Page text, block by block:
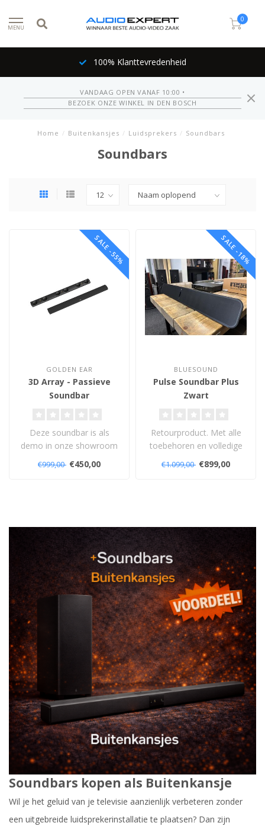
MENU
0
100% Klanttevredenheid
VANDAAG OPEN VANAF 10:00 •
BEZOEK ONZE WINKEL IN DEN BOSCH
Home / Buitenkansjes / Luidsprekers / Soundbars
Soundbars
SALE -55%
GOLDEN EAR
3D Array - Passieve
Soundbar
Deze soundbar is als
demo in onze showroom
gebruikt. Met volledige 5
jaar garant..
€999,00 €450,00
SALE -18%
BLUESOUND
Pulse Soundbar Plus
Zwart
Retourproduct. Met alle
toebehoren en volledige
garantie.
€1.099,00 €899,00
Soundbars kopen als Buitenkansje
Wil je het geluid van je televisie aanzienlijk verbeteren zonder
een uitgebreide luidsprekerinstallatie te plaatsen? Dan zijn